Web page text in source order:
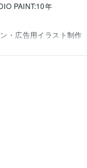
PAINT:10年
・広告用イラスト制作